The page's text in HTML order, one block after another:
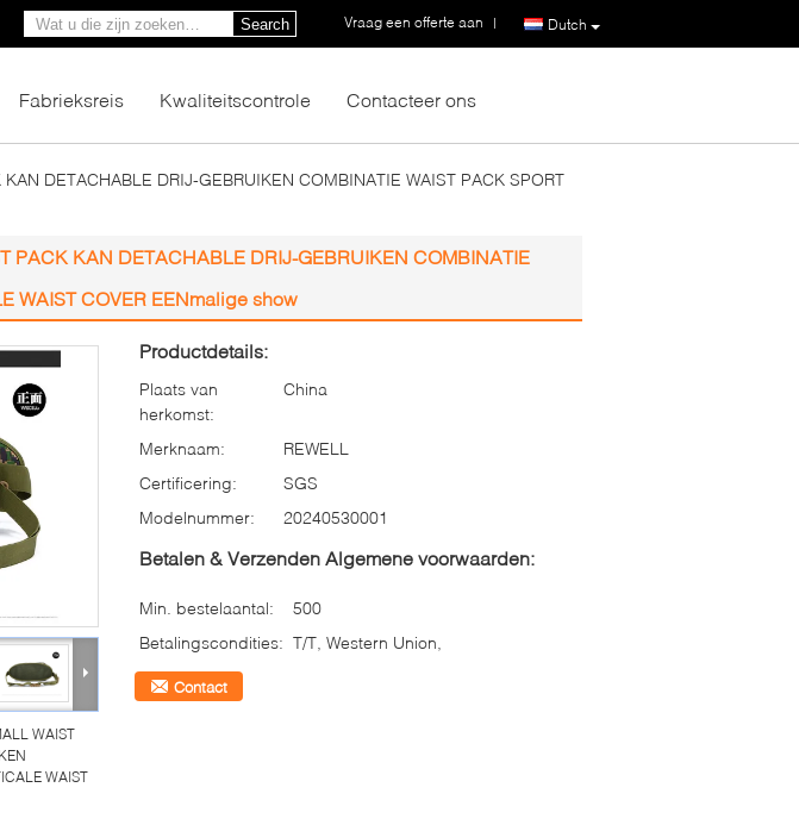
Dutch
Vraag een offerte aan |
Search
Fabrieksreis Kwaliteitscontrole Contacteer ons
DETACHABLE DRIJ-GEBRUIKEN COMBINATIE WAIST PACK SPORT
PACK KAN DETACHABLE DRIJ-GEBRUIKEN COMBINATIE
WAIST COVER EENmalige show
WAIST
WAIST
Productdetails:
Plaats van
herkomst:
China
Merknaam:
REWELL
Certificering:
SGS
Modelnummer:
20240530001
Betalen & Verzenden Algemene voorwaarden:
Min. bestelaantal:
500
Betalingscondities: T/T, Western Union,
Contact